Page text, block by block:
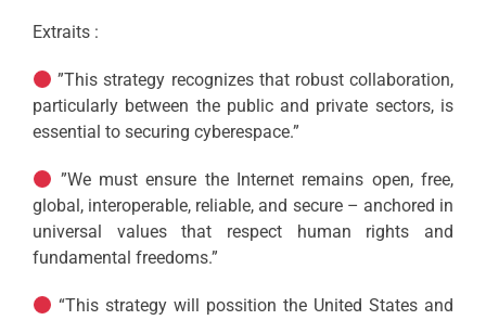
Extraits :
”This strategy recognizes that robust collaboration,
particularly between the public and private sectors, is
essential to securing cyberespace.”
”We must ensure the Internet remains open, free,
global, interoperable, reliable, and secure – anchored in
universal values that respect human rights and
fundamental freedoms.”
“This strategy will possition the United States and